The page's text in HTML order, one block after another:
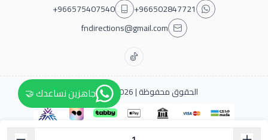
+966502847721
+966575407540
fndirections@gmail.com
الحقوق محفوظة | 2026 فن دايركشن
جاهزين نساعدك 🤝